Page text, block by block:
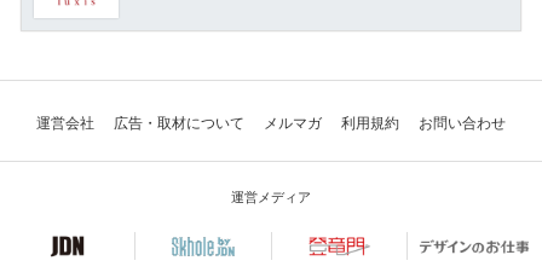
運営会社 広告・取材について メルマガ 利用規約 お問い合わせ
運営メディア